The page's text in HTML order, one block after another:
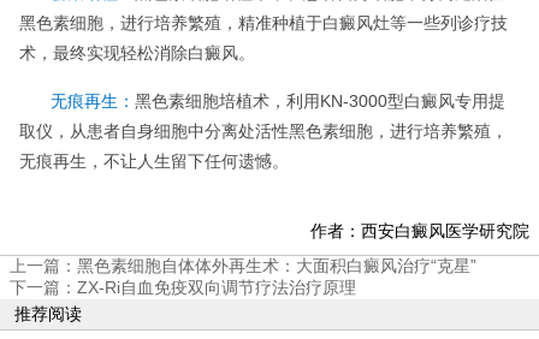
黑色素细胞，进行培养繁殖，精准种植于白癜风灶等一些列诊疗技
术，最终实现轻松消除白癜风。
无痕再生： 黑色素细胞培植术，利用KN-3000型白癜风专用提
取仪，从患者自身细胞中分离处活性黑色素细胞，进行培养繁殖，
无痕再生，不让人生留下任何遗憾。
作者：西安白癜风医学研究院
上一篇： 黑色素细胞自体体外再生术：大面积白癜风治疗“克星”
下一篇： ZX-Ri自血免疫双向调节疗法治疗原理
推荐阅读